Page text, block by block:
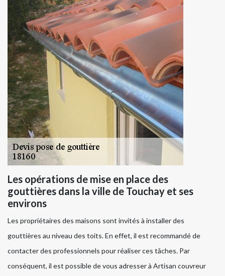
Les opérations de mise en place des
gouttières dans la ville de Touchay et ses
environs
Les propriétaires des maisons sont invités à installer des
gouttières au niveau des toits. En effet, il est recommandé de
contacter des professionnels pour réaliser ces tâches. Par
conséquent, il est possible de vous adresser à Artisan couvreur